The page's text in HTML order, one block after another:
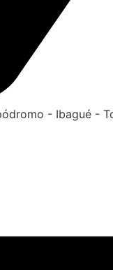
- Ibagué -